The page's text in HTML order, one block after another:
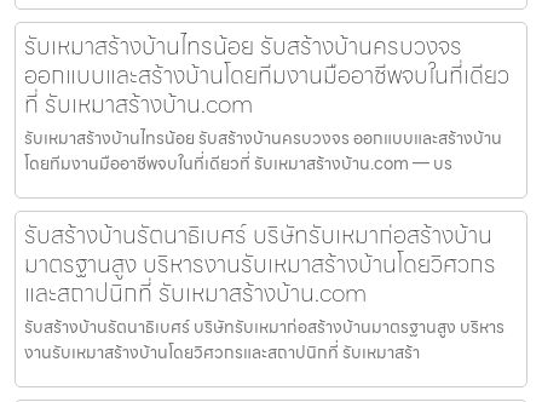
รับเหมาสร้างบ้านไทรน้อย รับสร้างบ้านครบวงจร
ออกแบบและสร้างบ้านโดยทีมงานมืออาชีพจบในที่เดียว
ที่ รับเหมาสร้างบ้าน.com
รับเหมาสร้างบ้านไทรน้อย รับสร้างบ้านครบวงจร ออกแบบและสร้างบ้าน
โดยทีมงานมืออาชีพจบในที่เดียวที่ รับเหมาสร้างบ้าน.com — บร
รับสร้างบ้านรัตนาธิเบศร์ บริษัทรับเหมาก่อสร้างบ้าน
มาตรฐานสูง บริหารงานรับเหมาสร้างบ้านโดยวิศวกร
และสถาปนิกที่ รับเหมาสร้างบ้าน.com
รับสร้างบ้านรัตนาธิเบศร์ บริษัทรับเหมาก่อสร้างบ้านมาตรฐานสูง บริหาร
งานรับเหมาสร้างบ้านโดยวิศวกรและสถาปนิกที่ รับเหมาสร้า